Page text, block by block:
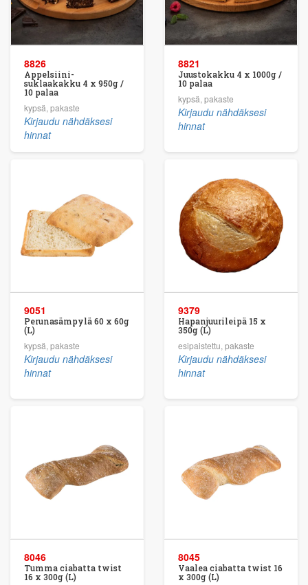
8826
Appelsiini-
suklaakakku 4 x 950g /
10 palaa
kypsä, pakaste
Kirjaudu nähdäksesi
hinnat
8821
Juustokakku 4 x 1000g /
10 palaa
kypsä, pakaste
Kirjaudu nähdäksesi
hinnat
9051
Perunasämpylä 60 x 60g
(L)
kypsä, pakaste
Kirjaudu nähdäksesi
hinnat
9379
Hapanjuurileipä 15 x
350g (L)
esipaistettu, pakaste
Kirjaudu nähdäksesi
hinnat
8046
Tumma ciabatta twist
16 x 300g (L)
8045
Vaalea ciabatta twist 16
x 300g (L)